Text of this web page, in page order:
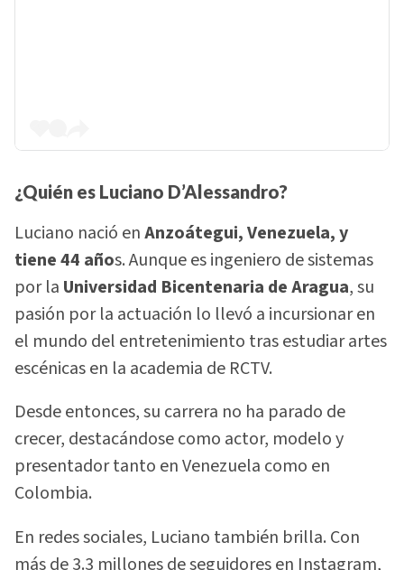
¿Quién es Luciano D’Alessandro?
Luciano nació enAnzoátegui, Venezuela, y
tiene 44 años. Aunque es ingeniero de sistemas
por la Universidad Bicentenaria de Aragua, su
pasión por la actuación lo llevó a incursionar en
el mundo del entretenimiento tras estudiar artes
escénicas en la academia de RCTV.
Desde entonces, su carrera no ha parado de
crecer, destacándose como actor, modelo y
presentador tanto en Venezuela como en
Colombia.
En redes sociales, Luciano también brilla. Con
más de 3.3 millones de seguidores en Instagram,